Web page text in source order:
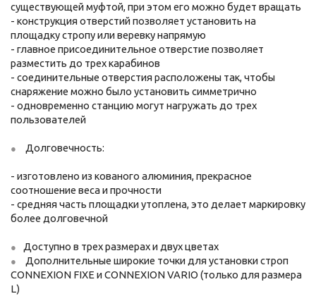
существующей муфтой, при этом его можно будет вращать
- конструкция отверстий позволяет установить на
площадку стропу или веревку напрямую
- главное присоединительное отверстие позволяет
разместить до трех карабинов
- соединительные отверстия расположены так, чтобы
снаряжение можно было установить симметрично
- одновременно станцию могут нагружать до трех
пользователей
Долговечность:
- изготовлено из кованого алюминия, прекрасное
соотношение веса и прочности
- средняя часть площадки утоплена, это делает маркировку
более долговечной
Доступно в трех размерах и двух цветах
Дополнительные широкие точки для установки строп
CONNEXION FIXE и CONNEXION VARIO (только для размера
L)